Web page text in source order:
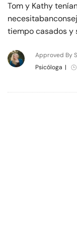
Tom y Kathy
tiempo casados y
Approved By
Psicóloga |